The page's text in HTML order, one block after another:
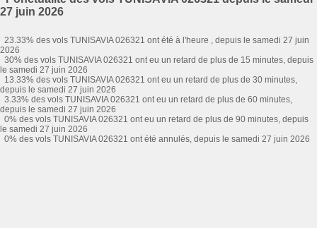
27 juin 2026
23.33% des vols TUNISAVIA 026321 ont été à l'heure , depuis le samedi 27 juin
2026
30% des vols TUNISAVIA 026321 ont eu un retard de plus de 15 minutes, depuis
le samedi 27 juin 2026
13.33% des vols TUNISAVIA 026321 ont eu un retard de plus de 30 minutes,
depuis le samedi 27 juin 2026
3.33% des vols TUNISAVIA 026321 ont eu un retard de plus de 60 minutes,
depuis le samedi 27 juin 2026
0% des vols TUNISAVIA 026321 ont eu un retard de plus de 90 minutes, depuis
le samedi 27 juin 2026
0% des vols TUNISAVIA 026321 ont été annulés, depuis le samedi 27 juin 2026